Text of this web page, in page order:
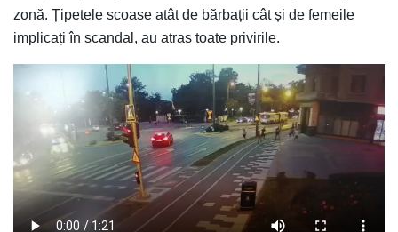
zonă. Țipetele scoase atât de bărbații cât și de femeile
implicați în scandal, au atras toate privirile.